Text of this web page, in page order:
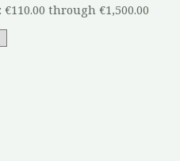
through €1,500.00